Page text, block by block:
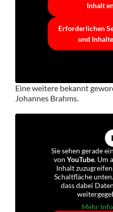
Inhalt
Erforderlichen
und
Eine weitere bekannt
Johannes Brahms.
Sie sehen gerade
von YouTube. Um
Inhalt
Schaltfläche
dass dabei
Mehr